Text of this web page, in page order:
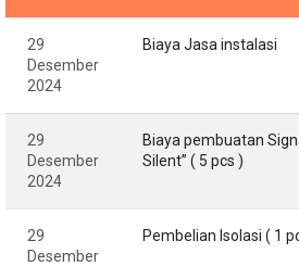
29
Desember
2024
Biaya Jasa instalasi
29
Desember
2024
Biaya pembuatan
Silent” ( 5 pcs )
29
Desember
Pembelian Isolasi ( 1